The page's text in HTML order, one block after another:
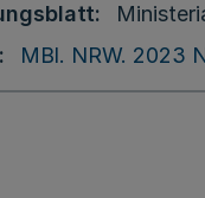
MBl. NRW. 2023